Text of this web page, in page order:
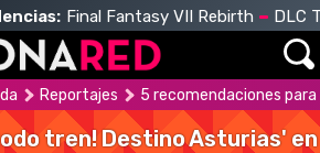
Final Fantasy VII Rebirth DLC
Reportajes 5 recomendaciones
tren! Destino Asturias' en